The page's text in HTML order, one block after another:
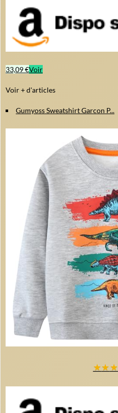
33,09 €Voir
Voir + d'articles
Gumyoss Sweatshirt Garcon P...
★★★